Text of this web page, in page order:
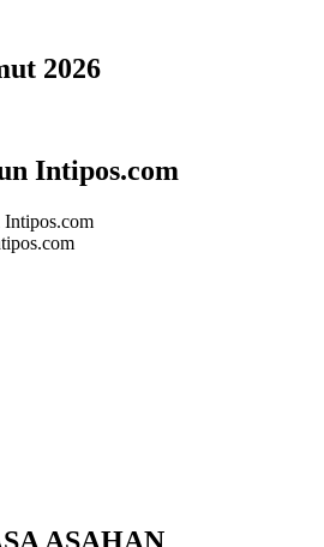
2026
Intipos.com
ASAHAN